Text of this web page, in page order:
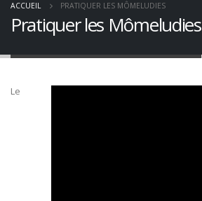
ACCUEIL PRATIQUER LES MÔMELUDIES
Pratiquer les Mômeludies
Le